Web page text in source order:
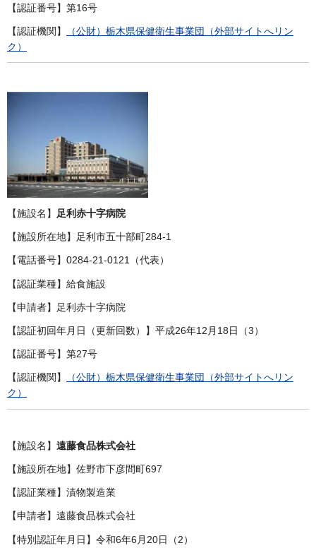
【認証番号】第16号
【認証機関】
（公財）栃木県保健衛生事業団（外部サイトへリン
ク）
【施設名】 足利赤十字病院
【施設所在地】足利市五十部町284-1
【電話番号】0284-21-0121（代表）
【認証業種】給食施設
【申請者】足利赤十字病院
【認証初回年月日（更新回数）】平成26年12月18日（3）
【認証番号】第27号
【認証機関】
（公財）栃木県保健衛生事業団（外部サイトへリン
ク）
【施設名】 遠藤食品株式会社
【施設所在地】佐野市下彦間町697
【認証業種】漬物製造業
【申請者】遠藤食品株式会社
【特別認証年月日】令和6年6月20日（2）